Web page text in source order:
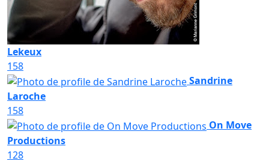
Lekeux
158
Sandrine
Laroche
158
On Move
Productions
128